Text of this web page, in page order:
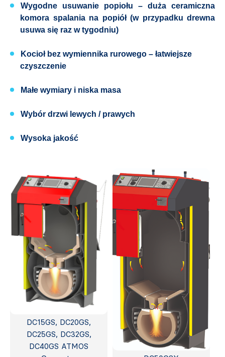
Wygodne usuwanie popiołu – duża ceramiczna
komora spalania na popiół (w przypadku drewna
usuwa się raz w tygodniu)
Kocioł bez wymiennika rurowego – łatwiejsze
czyszczenie
Małe wymiary i niska masa
Wybór drzwi lewych / prawych
Wysoka jakość
DC15GS, DC20GS,
DC25GS, DC32GS,
DC40GS ATMOS